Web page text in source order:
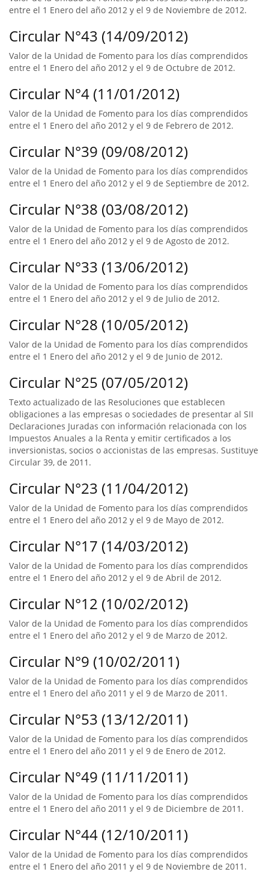
entre el 1 Enero del año 2012 y el 9 de Noviembre de 2012.
Circular N°43 (14/09/2012)
Valor de la Unidad de Fomento para los días comprendidos
entre el 1 Enero del año 2012 y el 9 de Octubre de 2012.
Circular N°4 (11/01/2012)
Valor de la Unidad de Fomento para los días comprendidos
entre el 1 Enero del año 2012 y el 9 de Febrero de 2012.
Circular N°39 (09/08/2012)
Valor de la Unidad de Fomento para los días comprendidos
entre el 1 Enero del año 2012 y el 9 de Septiembre de 2012.
Circular N°38 (03/08/2012)
Valor de la Unidad de Fomento para los días comprendidos
entre el 1 Enero del año 2012 y el 9 de Agosto de 2012.
Circular N°33 (13/06/2012)
Valor de la Unidad de Fomento para los días comprendidos
entre el 1 Enero del año 2012 y el 9 de Julio de 2012.
Circular N°28 (10/05/2012)
Valor de la Unidad de Fomento para los días comprendidos
entre el 1 Enero del año 2012 y el 9 de Junio de 2012.
Circular N°25 (07/05/2012)
Texto actualizado de las Resoluciones que establecen
obligaciones a las empresas o sociedades de presentar al SII
Declaraciones Juradas con información relacionada con los
Impuestos Anuales a la Renta y emitir certificados a los
inversionistas, socios o accionistas de las empresas. Sustituye
Circular 39, de 2011.
Circular N°23 (11/04/2012)
Valor de la Unidad de Fomento para los días comprendidos
entre el 1 Enero del año 2012 y el 9 de Mayo de 2012.
Circular N°17 (14/03/2012)
Valor de la Unidad de Fomento para los días comprendidos
entre el 1 Enero del año 2012 y el 9 de Abril de 2012.
Circular N°12 (10/02/2012)
Valor de la Unidad de Fomento para los días comprendidos
entre el 1 Enero del año 2012 y el 9 de Marzo de 2012.
Circular N°9 (10/02/2011)
Valor de la Unidad de Fomento para los días comprendidos
entre el 1 Enero del año 2011 y el 9 de Marzo de 2011.
Circular N°53 (13/12/2011)
Valor de la Unidad de Fomento para los días comprendidos
entre el 1 Enero del año 2011 y el 9 de Enero de 2012.
Circular N°49 (11/11/2011)
Valor de la Unidad de Fomento para los días comprendidos
entre el 1 Enero del año 2011 y el 9 de Diciembre de 2011.
Circular N°44 (12/10/2011)
Valor de la Unidad de Fomento para los días comprendidos
entre el 1 Enero del año 2011 y el 9 de Noviembre de 2011.